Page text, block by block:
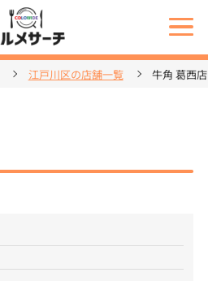
江戸川区の店舗一覧 牛角 葛西店